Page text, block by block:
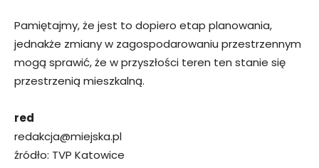
Pamiętajmy, że jest to dopiero etap planowania,
jednakże zmiany w zagospodarowaniu przestrzennym
mogą sprawić, że w przyszłości teren ten stanie się
przestrzenią mieszkalną.
red
redakcja@miejska.pl
źródło: TVP Katowice